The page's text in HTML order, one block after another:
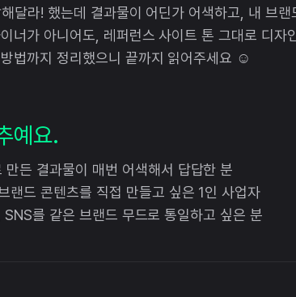
달라! 했는데 결과물이 어딘가 어색하고, 내 브
너가 아니어도, 레퍼런스 사이트 톤 그대로 디자
법까지 정리했으니 끝까지 읽어주세요 ☺️
예요.
만든 결과물이 매번 어색해서 답답한 분
랜드 콘텐츠를 직접 만들고 싶은 1인 사업자
를 같은 브랜드 무드로 통일하고 싶은 분